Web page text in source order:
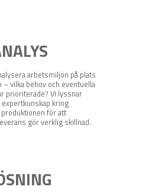
arbetsmiljön på plats
vilka behov och eventuella
prioriterade? Vi lyssnar
kring
för att
gör verklig skillnad.